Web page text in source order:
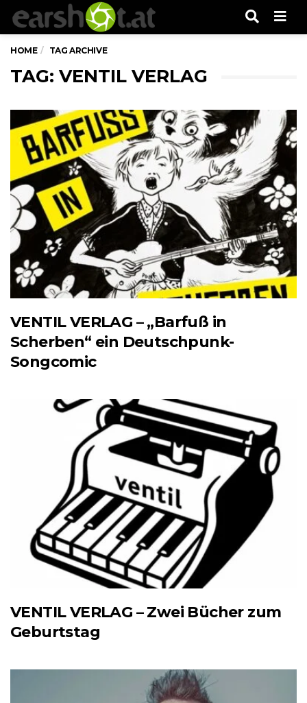
HOME TAG ARCHIVE
TAG: VENTIL VERLAG
VENTIL VERLAG – „Barfuß in
Scherben“ ein Deutschpunk-
Songcomic
VENTIL VERLAG – Zwei Bücher zum
Geburtstag